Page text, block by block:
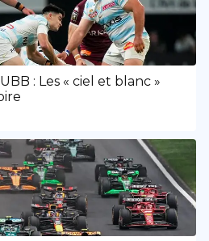
: Les « ciel et blanc »